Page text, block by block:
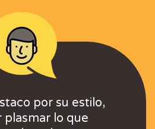
por su estilo,
plasmar lo que
Excelentes
mucha capacidad
Muy contentos
final, buen trato,
El trabajo destaco
rapidez y por